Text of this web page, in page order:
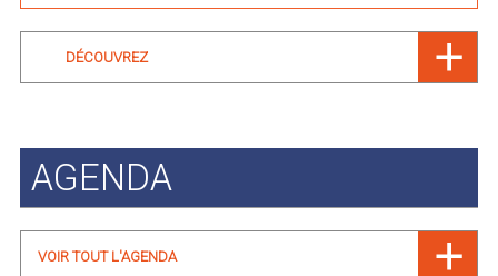
DÉCOUVREZ
AGENDA
VOIR TOUT L'AGENDA